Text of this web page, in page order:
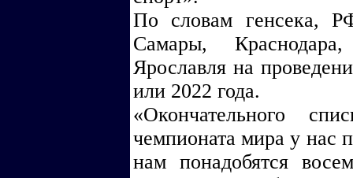
По словам генсека,
Самары,
Ярославля на
или 2022 года.
«Окончательного
чемпионата мира у нас
нам понадобятся